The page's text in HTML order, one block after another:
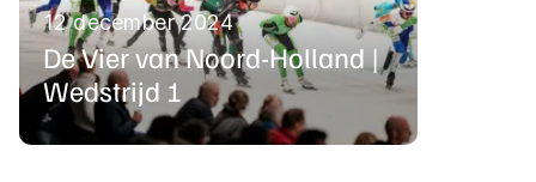
12 december 2024
De Vier van Noord-Holland |
Wedstrijd 1